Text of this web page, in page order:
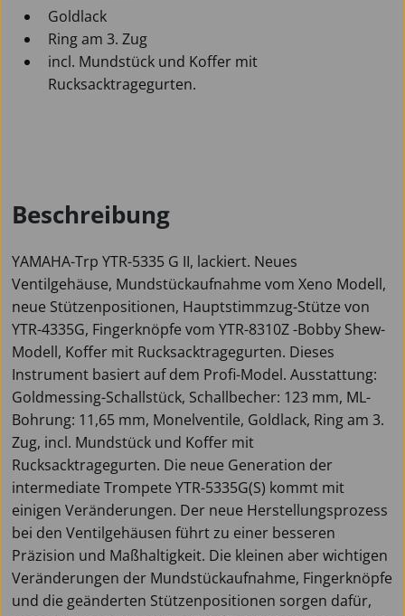
Goldlack
Ring am 3. Zug
incl. Mundstück und Koffer mit
Rucksacktragegurten.
Beschreibung
YAMAHA-Trp YTR-5335 G II, lackiert. Neues
Ventilgehäuse, Mundstückaufnahme vom Xeno Modell,
neue Stützenpositionen, Hauptstimmzug-Stütze von
YTR-4335G, Fingerknöpfe vom YTR-8310Z -Bobby Shew-
Modell, Koffer mit Rucksacktragegurten. Dieses
Instrument basiert auf dem Profi-Model. Ausstattung:
Goldmessing-Schallstück, Schallbecher: 123 mm, ML-
Bohrung: 11,65 mm, Monelventile, Goldlack, Ring am 3.
Zug, incl. Mundstück und Koffer mit
Rucksacktragegurten. Die neue Generation der
intermediate Trompete YTR-5335G(S) kommt mit
einigen Veränderungen. Der neue Herstellungsprozess
bei den Ventilgehäusen führt zu einer besseren
Präzision und Maßhaltigkeit. Die kleinen aber wichtigen
Veränderungen der Mundstückaufnahme, Fingerknöpfe
und die geänderten Stützenpositionen sorgen dafür,